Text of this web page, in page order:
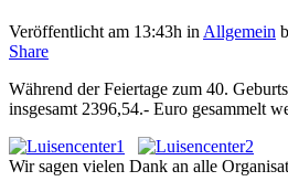
Veröffentlicht am 13:43h in Allgemein
Share
Während der Feiertage zum 40.
insgesamt 2396,54.- Euro gesammelt
Wir sagen vielen Dank an alle